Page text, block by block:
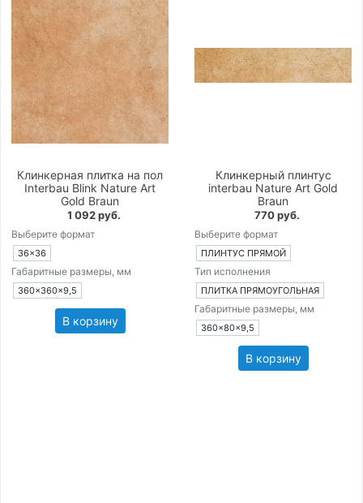
Клинкерная плитка на пол
Interbau Blink Nature Art
Gold Braun
1 092 руб.
Выберите формат
36×36
Габаритные размеры, мм
360×360×9,5
В корзину
Клинкерный плинтус
interbau Nature Art Gold
Braun
770 руб.
Выберите формат
ПЛИНТУС ПРЯМОЙ
Тип исполнения
ПЛИТКА ПРЯМОУГОЛЬНАЯ
Габаритные размеры, мм
360×80×9,5
В корзину